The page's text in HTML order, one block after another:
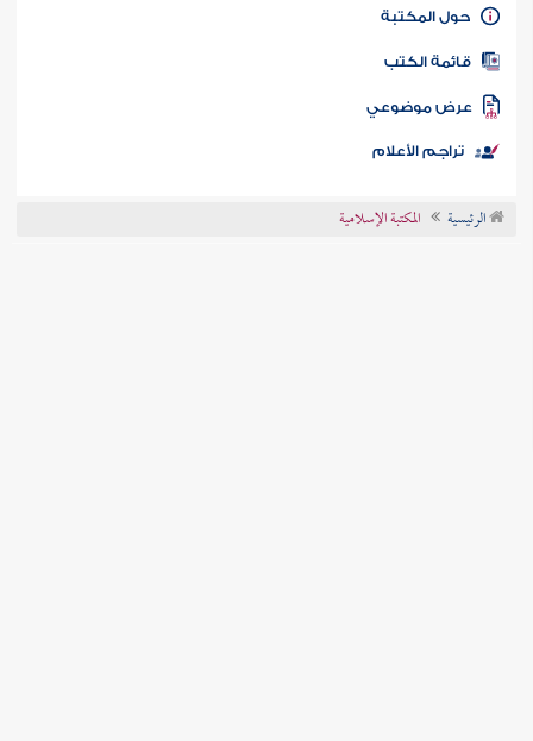
كتاب الأمة
المكتبة
الكتب
موضوعي
تراجم الأعلام
الرئيسية المكتبة الإسلامية